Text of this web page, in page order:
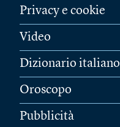
Privacy e cookie
Video
Dizionario italiano
Oroscopo
Pubblicità